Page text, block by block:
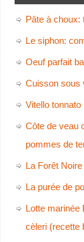
Pâte à
Le siphon:
Oeuf parfait
Cuisson sous
Vitello
Côte de veau
pommes de
La Forêt Noire
La purée de
Lotte marinée
cèleri (recette